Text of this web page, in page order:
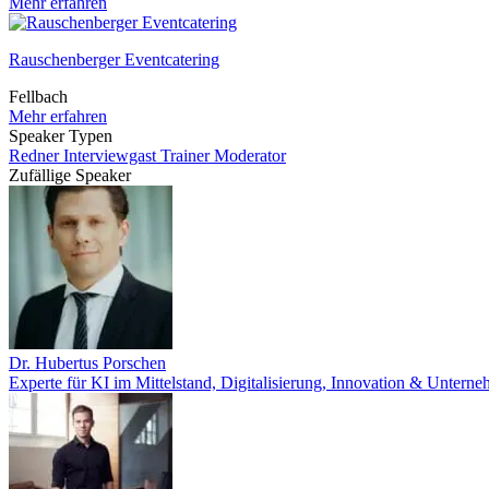
Rauschenberger Eventcatering
Fellbach
Mehr erfahren
Speaker Typen
RednerInterviewgast TrainerModerator
Zufällige Speaker
Dr. Hubertus Porschen
Experte für KI im Mittelstand, Digitalisierung, Innovation &